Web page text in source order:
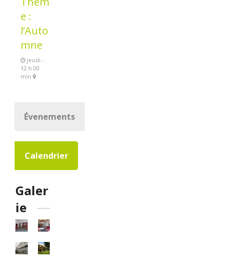
e :
l’Auto
mne
jeudi -
12 h 00
min
Évenements
Calendrier
Galer
ie